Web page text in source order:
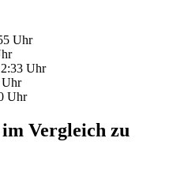
Uhr
Uhr
Uhr
Uhr
Vergleich zu